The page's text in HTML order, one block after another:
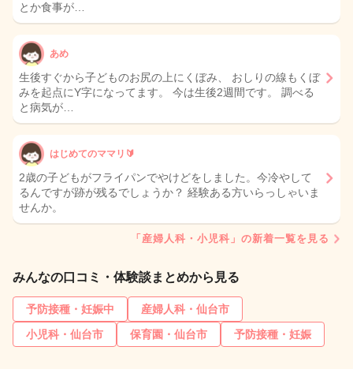
とか食事が…
あめ
生後すぐから子どものお尻の上にくぼみ、 おしりの線もくぼ
みを起点にY字になってます。 今は生後2週間です。 調べる
と病気が…
はじめてのママリ🔰
2歳の子どもがフライパンでやけどをしました。今冷やして
るんですが跡が残るでしょうか？ 経験ある方いらっしゃいま
せんか。
「産婦人科・小児科」の新着一覧を見る
みんなの口コミ・体験談まとめから見る
予防接種・妊娠中
産婦人科・仙台市
小児科・仙台市
保育園・仙台市 予防接種・妊娠